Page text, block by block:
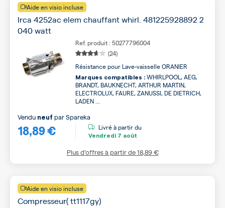
Aide en visio incluse
Irca 4252ac elem chauffant whirl. 481225928892 2
040 watt
Ref. produit : 50277796004
(24)
Résistance pour Lave-vaisselle ORANIER
Marques compatibles : WHIRLPOOL, AEG,
BRANDT, BAUKNECHT, ARTHUR MARTIN,
ELECTROLUX, FAURE, ZANUSSI, DE DIETRICH,
LADEN ...
18,89 €
Vendu neuf parSpareka
Livré à partir du
Vendredi 7 août
Plus d’offres à partir de18,89 €
Aide en visio incluse
Compresseur( tt1117gy)